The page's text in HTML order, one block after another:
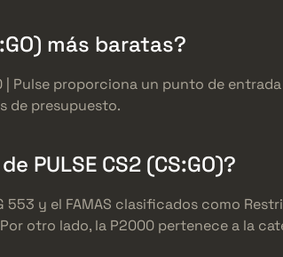
más baratas?
Pulse proporciona un punto de
de presupuesto.
PULSE CS2 (CS:GO)?
y el FAMAS clasificados como
otro lado, la P2000 pertenece a la